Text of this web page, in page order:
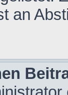
an